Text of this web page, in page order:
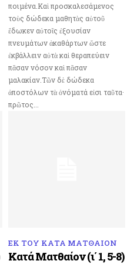
ποιμένα.Καὶ προσκαλεσάμενος
τοὺς δώδεκα μαθητὰς αὐτοῦ
ἔδωκεν αὐτοῖς ἐξουσίαν
πνευμάτων ἀκαθάρτων ὥστε
ἐκβάλλειν αὐτὰ καὶ θεραπεύειν
πᾶσαν νόσον καὶ πᾶσαν
μαλακίαν.Τῶν δὲ δώδεκα
ἀποστόλων τὰ ὀνόματά εἰσι ταῦτα·
πρῶτος...
ΕΚ ΤΟΥ ΚΑΤΑ ΜΑΤΘΑΙΟΝ
Κατά Ματθαίον (ι΄ 1, 5-8)